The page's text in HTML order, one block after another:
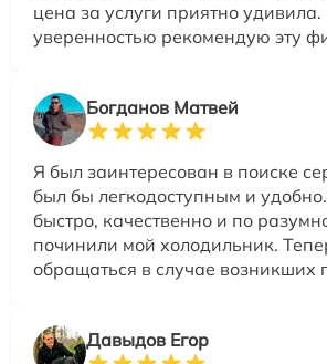
цена за услуги приятно удивила.
уверенностью рекомендую эту
Богданов Матвей
Я был заинтересован в поиске
был бы легкодоступным и
быстро, качественно и по
починили мой холодильник.
обращаться в случае возникших
Давыдов Егор